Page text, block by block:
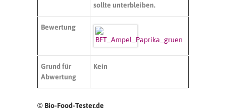
sollte unterbleiben.
Bewertung
Grund für
Abwertung
Kein
© Bio-Food-Tester.de